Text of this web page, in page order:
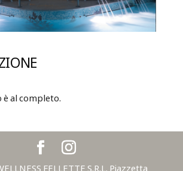
al completo.